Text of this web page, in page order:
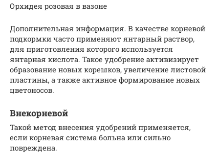
Орхидея розовая в вазоне
Дополнительная информация. В качестве корневой
подкормки часто применяют янтарный раствор,
для приготовления которого используется
янтарная кислота. Такое удобрение активизирует
образование новых корешков, увеличение листовой
пластины, а также активное формирование новых
цветоносов.
Внекорневой
Такой метод внесения удобрений применяется,
если корневая система больна или сильно
повреждена.